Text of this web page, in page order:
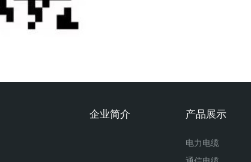
企业简介 产品展示
电力电缆